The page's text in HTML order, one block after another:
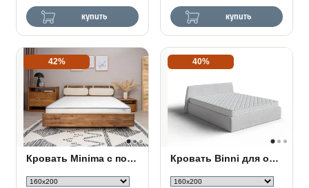
купить купить
42%
Кровать Minima с полкой
40%
Кровать Binni для основания с ПМ